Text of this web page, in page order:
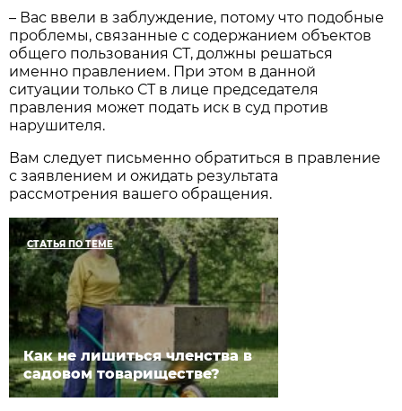
– Вас ввели в заблуждение, потому что подобные
проблемы, связанные с содержанием объектов
общего пользования СТ, должны решаться
именно правлением. При этом в данной
ситуации только СТ в лице председателя
правления может подать иск в суд против
нарушителя.
Вам следует письменно обратиться в правление
с заявлением и ожидать результата
рассмотрения вашего обращения.
СТАТЬЯ ПО ТЕМЕ
Как не лишиться членства в
садовом товариществе?